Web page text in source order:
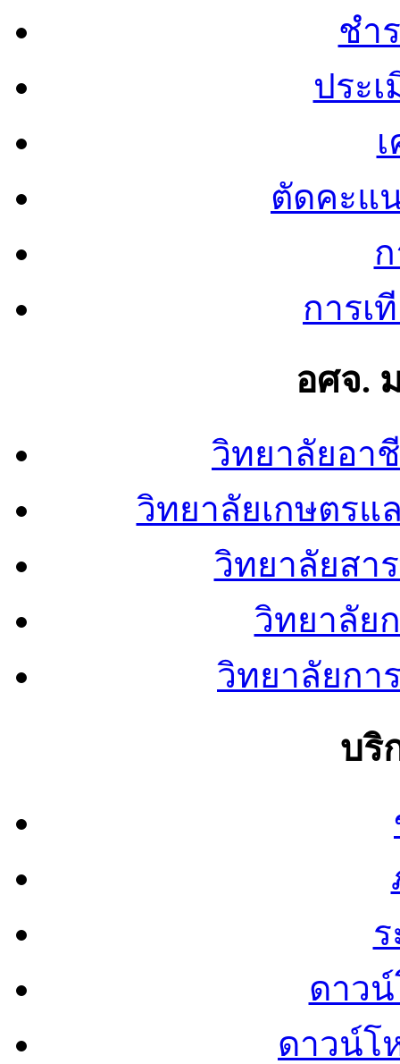
ชำ
ประ
ตัดคะแ
การเ
อศจ.
วิทยาลัยอา
วิทยาลัยเกษตรแ
วิทยาลัยสา
วิทยาลัย
วิทยาลัยก
บริ
ดาว
ดาวน์โ